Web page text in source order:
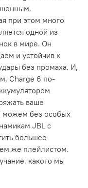
при этом много
одной из
в мире. Он
и устойчив к
без промаха. И,
Charge 6 по-
ваше
можем без особых
JBL с
большее
же плейлистом.
какого мы